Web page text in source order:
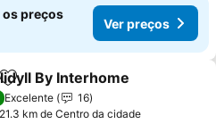
os preços
Ver preços
Adicionar aos favoritos
By Interhome
Excelente
16
km de Centro da cidade